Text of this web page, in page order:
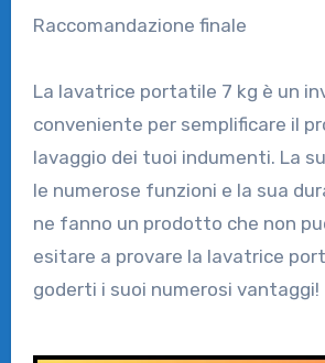
Raccomandazione finale
La lavatrice portatile 7 kg è un
conveniente per semplificare il
lavaggio dei tuoi indumenti. La
le numerose funzioni e la sua
ne fanno un prodotto che non
esitare a provare la lavatrice
goderti i suoi numerosi vantaggi!